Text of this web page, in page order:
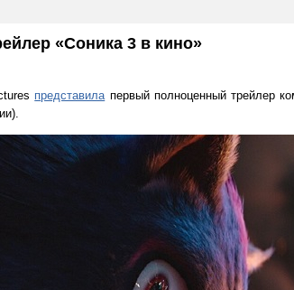
«Соника 3 в кино»
представилапервый полноценный трейлер